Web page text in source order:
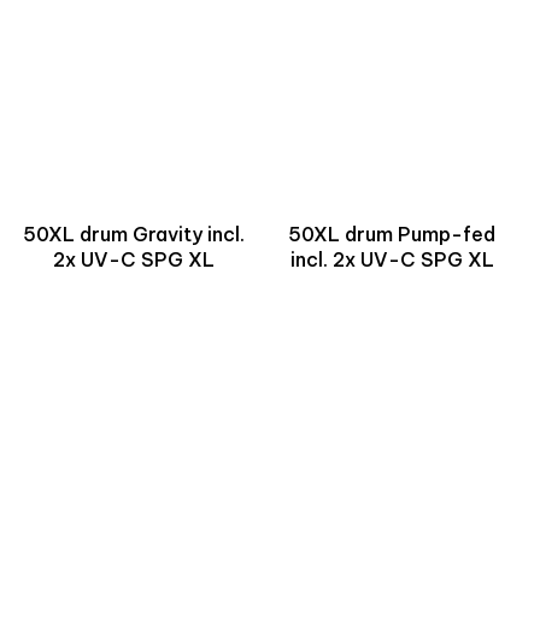
50XL drum Gravity incl.
2x UV-C SPG XL
50XL drum Pump-fed
incl. 2x UV-C SPG XL